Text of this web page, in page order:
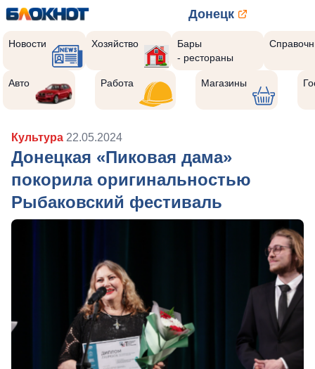
Донецк
Новости Хозяйство
Бары
- рестораны
Авто Работа Магазины
Культура 22.05.2024
Донецкая «Пиковая дама»
покорила оригинальностью
Рыбаковский фестиваль